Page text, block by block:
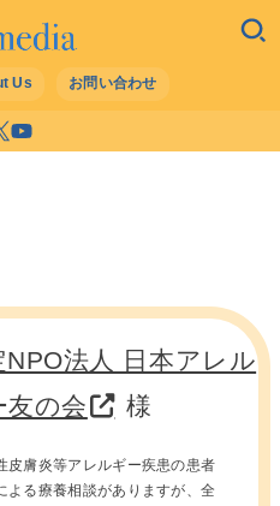
Us お問い合わせ
NPO法人 日本アレル
友の会
様
皮膚炎等アレルギー疾患の患者
よる療養相談がありますが、全